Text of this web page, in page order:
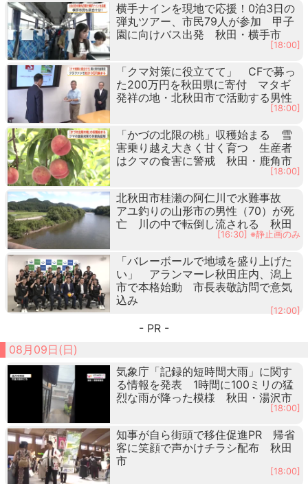
横手ナインを現地で応援！0泊3日の
弾丸ツアー、市民79人が参加 甲子
園に向けバス出発 秋田・横手市
[18:00]
「クマ対策に役立てて」 CFで募っ
た200万円を秋田県に寄付 マタギ
発祥の地・北秋田市で活動する男性
[18:00]
「かづの北限の桃」収穫始まる 雪
害乗り越え大きく甘く育つ 生産者
はクマの食害に警戒 秋田・鹿角市
[18:00]
北秋田市桂瀬の阿仁川で水難事故
アユ釣りの山形市の男性（70）が死
亡 川の中で転倒し流される 秋田
[16:30] ※静止画のみ
「バレーボールで地域を盛り上げた
い」 アランマーレ秋田庄内、潟上
市で本格始動 市長表敬訪問で意気
込み
[12:00]
- PR -
08月09日(日)
気象庁「記録的短時間大雨」に関す
る情報を発表 1時間に100ミリの猛
烈な雨が降った模様 秋田・湯沢市
[18:00]
知事が自ら街頭で移住促進PR 帰省
客に笑顔で声かけチラシ配布 秋田
市
[18:00]